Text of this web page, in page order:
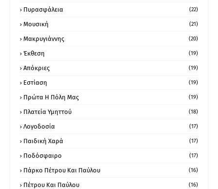
Πυρασφάλεια (22)
Μουσική (21)
Μακρυγιάννης (20)
Έκθεση (19)
Απόκριες (19)
Εστίαση (19)
Πρώτα Η Πόλη Μας (19)
Πλατεία Υμηττού (18)
Λογοδοσία (17)
Παιδική Χαρά (17)
Ποδόσφαιρο (17)
Πάρκο Πέτρου Και Παύλου (16)
Πέτρου Και Παύλου (16)